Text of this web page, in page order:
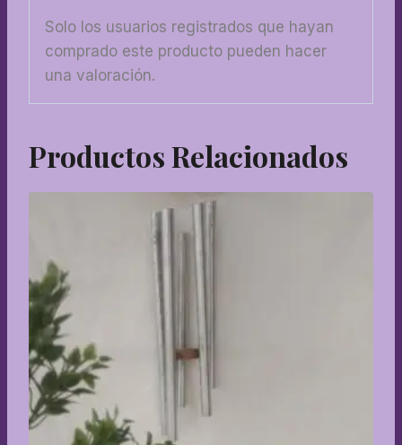
Solo los usuarios registrados que hayan
comprado este producto pueden hacer
una valoración.
Productos Relacionados